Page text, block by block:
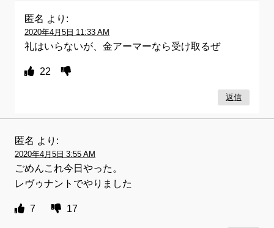
匿名 より:
2020年4月5日 11:33 AM
礼はいらないが、金アーマーなら受け取るぜ
22
返信
匿名 より:
2020年4月5日 3:55 AM
ごめんこれ今日やった。
レヴゥナントでやりました
7 17